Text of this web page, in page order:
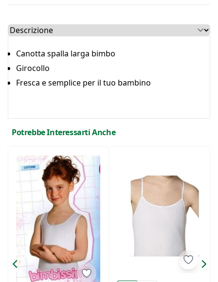
Select a tab
Canotta spalla larga bimbo
Girocollo
Fresca e semplice per il tuo bambino
Potrebbe Interessarti Anche